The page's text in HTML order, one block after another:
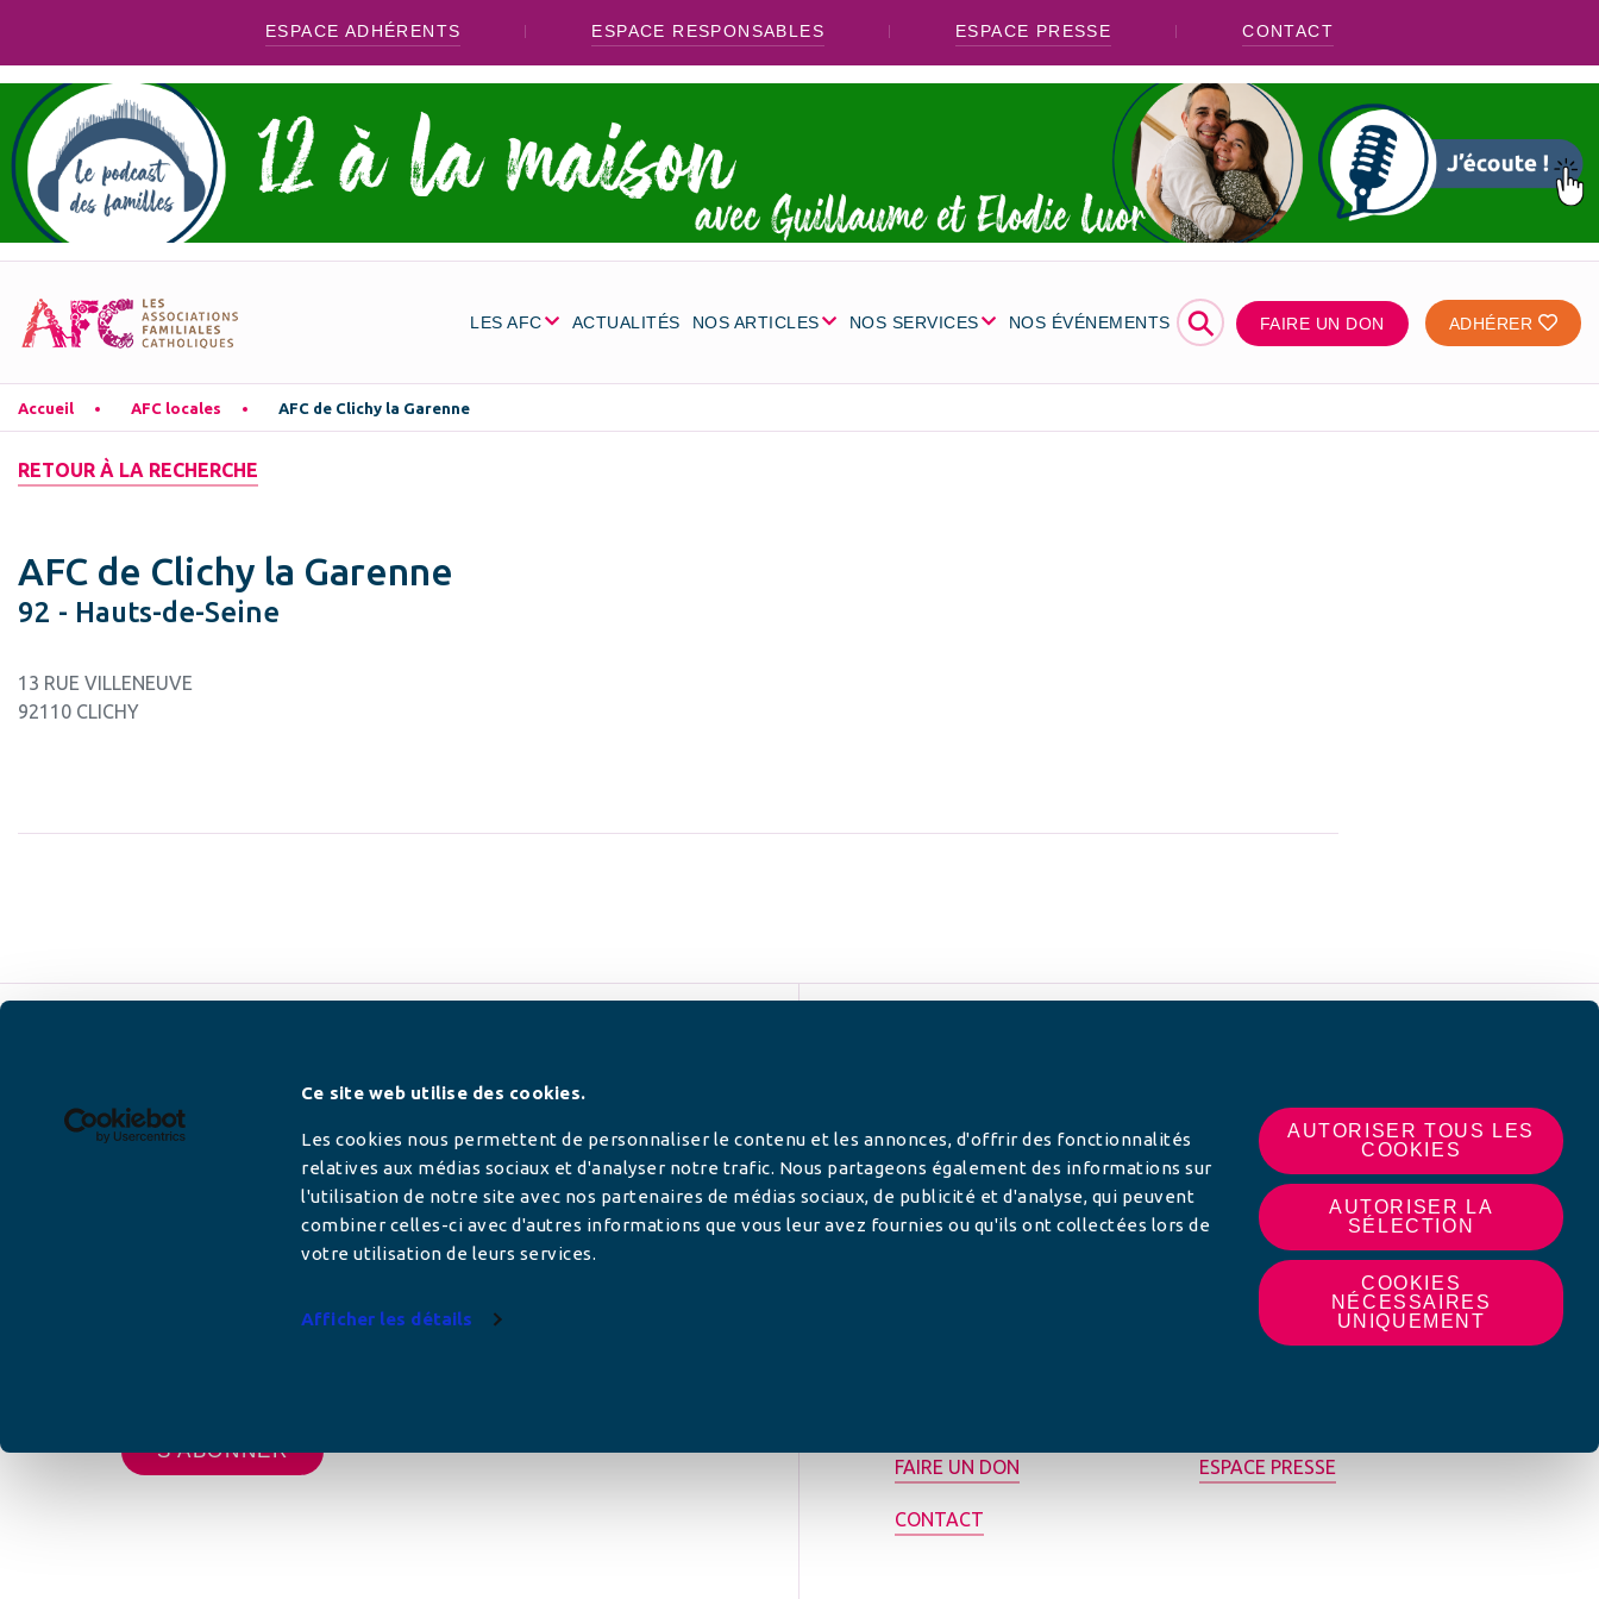
Ce site web utilise des cookies.
Les cookies nous permettent de personnaliser le contenu et les annonces, d'offrir des fonctionnalités
relatives aux médias sociaux et d'analyser notre trafic. Nous partageons également des informations sur
l'utilisation de notre site avec nos partenaires de médias sociaux, de publicité et d'analyse, qui peuvent
combiner celles-ci avec d'autres informations que vous leur avez fournies ou qu'ils ont collectées lors de
votre utilisation de leurs services.
Afficher les détails
AUTORISER TOUS LES
COOKIES
AUTORISER LA
SÉLECTION
COOKIES
NÉCESSAIRES
UNIQUEMENT
ESPACE ADHÉRENTS ESPACE RESPONSABLES ESPACE PRESSE CONTACT
LES AFC ACTUALITÉS NOS ARTICLES NOS SERVICES NOS ÉVÉNEMENTS ⚲ FAIRE UN DON ADHÉRER
Accueil AFC locales AFC de Clichy la Garenne
RETOUR À LA RECHERCHE
AFC de Clichy la Garenne
92 - Hauts-de-Seine
13 RUE VILLENEUVE
92110 CLICHY
Newsletter
FAIRE UN DON ESPACE PRESSE
CONTACT